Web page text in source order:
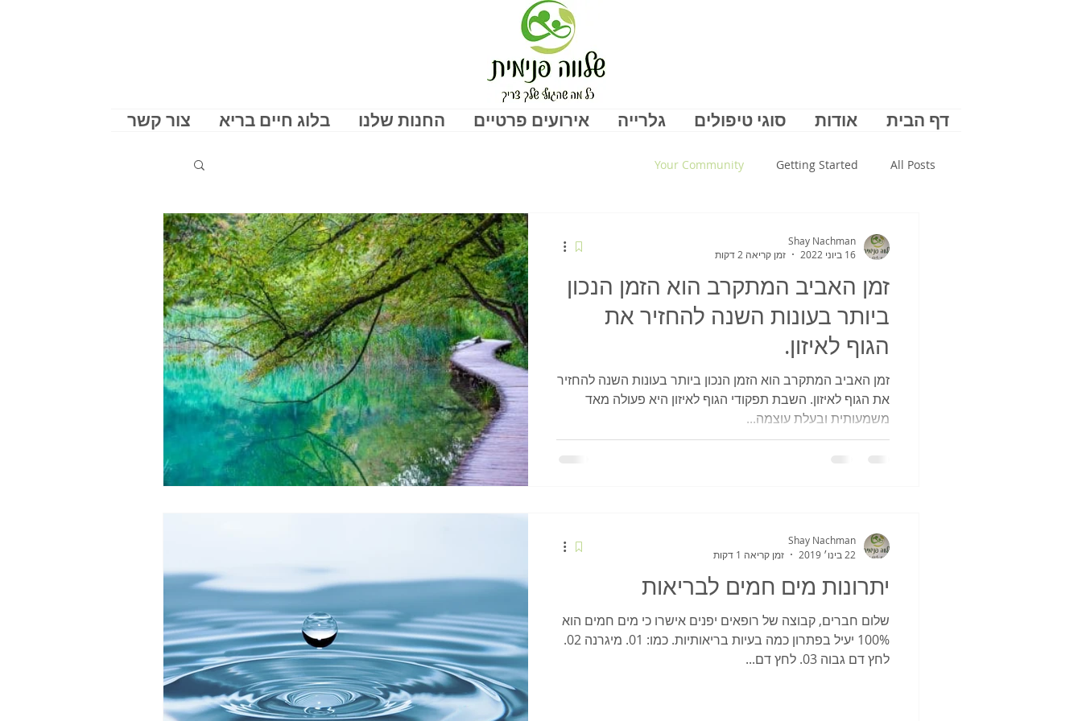
דף הבית אודות סוגי טיפולים גלרייה אירועים פרטיים החנות שלנו בלוג חיים בריא צור קשר
All Posts
Getting Started
Your Community
זמן האביב המתקרב הוא הזמן הנכון
ביותר בעונות השנה להחזיר את
הגוף לאיזון.
זמן האביב המתקרב הוא הזמן הנכון ביותר בעונות השנה להחזיר
את הגוף לאיזון. השבת תפקודי הגוף לאיזון היא פעולה מאד
משמעותית ובעלת עוצמה...
Shay Nachman
16 ביוני 2022
זמן קריאה 2 דקות
יתרונות מים חמים לבריאות
שלום חברים, קבוצה של רופאים יפנים אישרו כי מים חמים הוא
100% יעיל בפתרון כמה בעיות בריאותיות. כמו: 01. מיגרנה 02.
לחץ דם גבוה 03. לחץ דם...
Shay Nachman
22 בינו׳ 2019
זמן קריאה 1 דקות